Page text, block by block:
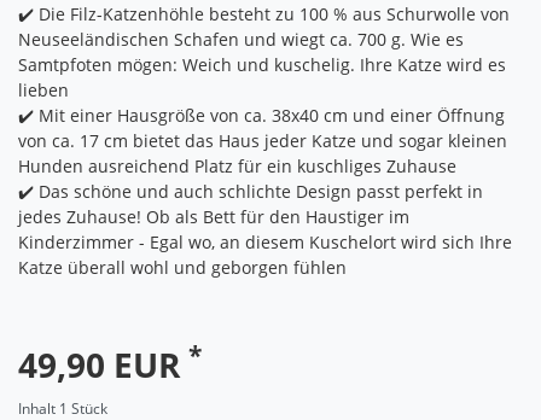
✔️ Die Filz-Katzenhöhle besteht zu 100 % aus Schurwolle von
Neuseeländischen Schafen und wiegt ca. 700 g. Wie es
Samtpfoten mögen: Weich und kuschelig. Ihre Katze wird es
lieben
✔️ Mit einer Hausgröße von ca. 38x40 cm und einer Öffnung
von ca. 17 cm bietet das Haus jeder Katze und sogar kleinen
Hunden ausreichend Platz für ein kuschliges Zuhause
✔️ Das schöne und auch schlichte Design passt perfekt in
jedes Zuhause! Ob als Bett für den Haustiger im
Kinderzimmer - Egal wo, an diesem Kuschelort wird sich Ihre
Katze überall wohl und geborgen fühlen
49,90 EUR *
Inhalt 1 Stück